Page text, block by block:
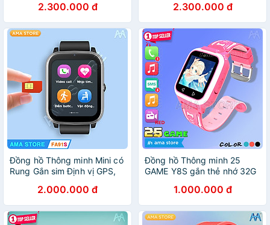
xoay 180 mạng xã hội Za lo
FB Tele xem phim giải tri
choi game AMA Watch S16
Ram 2G bộ nhớ 32Gb Hàng
chính hãng
2.300.000 đ
Smartwatch S16 Black Lắp
sim nghe gọi độc lập Kết nối
Wifi Tải app CH. Play như
Điện thoại FB Skyper xem
phim chơi game cho Trẻ em
Học sinh Người lớn AMA
Smartwatch S16 2024 hàng
nhập khẩu
2.300.000 đ
Đồng hồ Thông minh Mini có
Rung Gắn sim Định vị GPS,
nhắc nhở Vận động gọi
Video call AMA Watch FA91S
- Hàng nhập khẩu
2.000.000 đ
Đồng hồ Thông minh 25
GAME Y8S gắn thẻ nhớ 32G
thoại không cần App Quản
lý Hàng nhập khẩu
1.000.000 đ